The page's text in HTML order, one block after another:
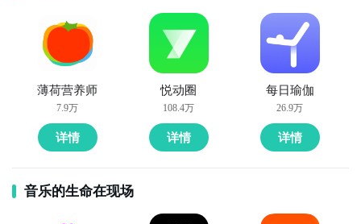
薄荷营养师
7.9万
详情
悦动圈
108.4万
详情
每日瑜伽
26.9万
详情
音乐的生命在现场